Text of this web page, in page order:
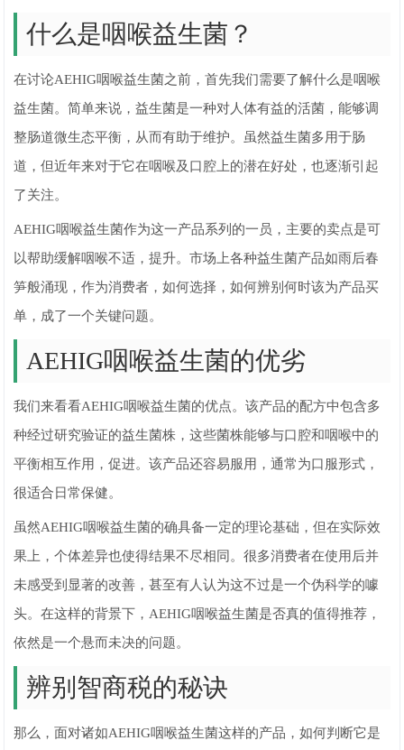
什么是咽喉益生菌？
在讨论AEHIG咽喉益生菌之前，首先我们需要了解什么是咽喉
益生菌。简单来说，益生菌是一种对人体有益的活菌，能够调
整肠道微生态平衡，从而有助于维护。虽然益生菌多用于肠
道，但近年来对于它在咽喉及口腔上的潜在好处，也逐渐引起
了关注。
AEHIG咽喉益生菌作为这一产品系列的一员，主要的卖点是可
以帮助缓解咽喉不适，提升。市场上各种益生菌产品如雨后春
笋般涌现，作为消费者，如何选择，如何辨别何时该为产品买
单，成了一个关键问题。
AEHIG咽喉益生菌的优劣
我们来看看AEHIG咽喉益生菌的优点。该产品的配方中包含多
种经过研究验证的益生菌株，这些菌株能够与口腔和咽喉中的
平衡相互作用，促进。该产品还容易服用，通常为口服形式，
很适合日常保健。
虽然AEHIG咽喉益生菌的确具备一定的理论基础，但在实际效
果上，个体差异也使得结果不尽相同。很多消费者在使用后并
未感受到显著的改善，甚至有人认为这不过是一个伪科学的噱
头。在这样的背景下，AEHIG咽喉益生菌是否真的值得推荐，
依然是一个悬而未决的问题。
辨别智商税的秘诀
那么，面对诸如AEHIG咽喉益生菌这样的产品，如何判断它是